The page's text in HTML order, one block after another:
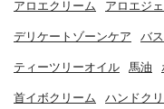
アロエクリーム アロエジ
デリケートゾーンケア バ
ティーツリーオイル 馬油
首イボクリーム ハンドク